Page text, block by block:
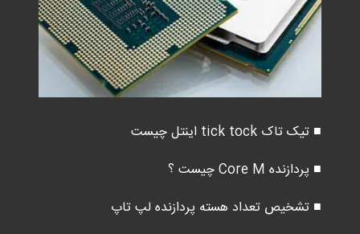
■ تیک تاک tick tock اینتل چیست
■ پردازنده Core M چیست ؟
■ تشخیص تعداد هسته پردازنده لپ تاپ